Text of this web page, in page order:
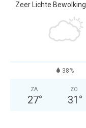
Zeer Lichte Bewolking
38%
ZA
27°
ZO
31 °